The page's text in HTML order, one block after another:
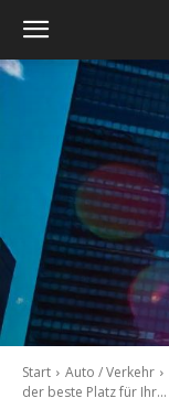
Start Auto / Verkehr
der beste Platz für Ihr...